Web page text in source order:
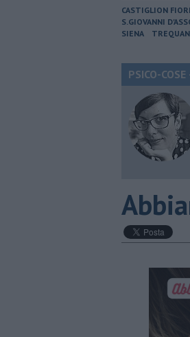
CASTIGLION
S.GIOVANNI
SIENA
PSICO-